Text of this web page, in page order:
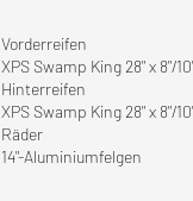
Vorderreifen
XPS Swamp King 28" x 8"/
Hinterreifen
XPS Swamp King 28" x 8"/
Räder
14"-Aluminiumfelgen